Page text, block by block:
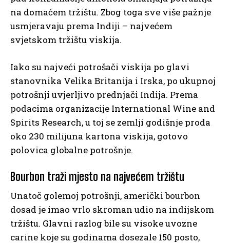
na domaćem tržištu. Zbog toga sve više pažnje
usmjeravaju prema Indiji – najvećem
svjetskom tržištu viskija.
Iako su najveći potrošači viskija po glavi
stanovnika Velika Britanija i Irska, po ukupnoj
potrošnji uvjerljivo prednjači Indija. Prema
podacima organizacije International Wine and
Spirits Research, u toj se zemlji godišnje proda
oko 230 milijuna kartona viskija, gotovo
polovica globalne potrošnje.
Bourbon traži mjesto na najvećem tržištu
Unatoč golemoj potrošnji, američki bourbon
dosad je imao vrlo skroman udio na indijskom
tržištu. Glavni razlog bile su visoke uvozne
carine koje su godinama dosezale 150 posto,